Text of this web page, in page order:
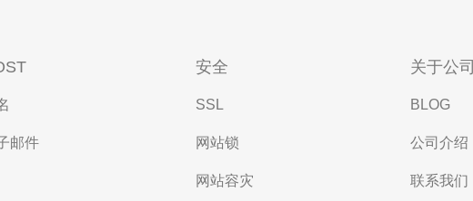
邮件
安全
SSL
网站锁
网站容灾
关于公司
BLOG
公司介绍
联系我们